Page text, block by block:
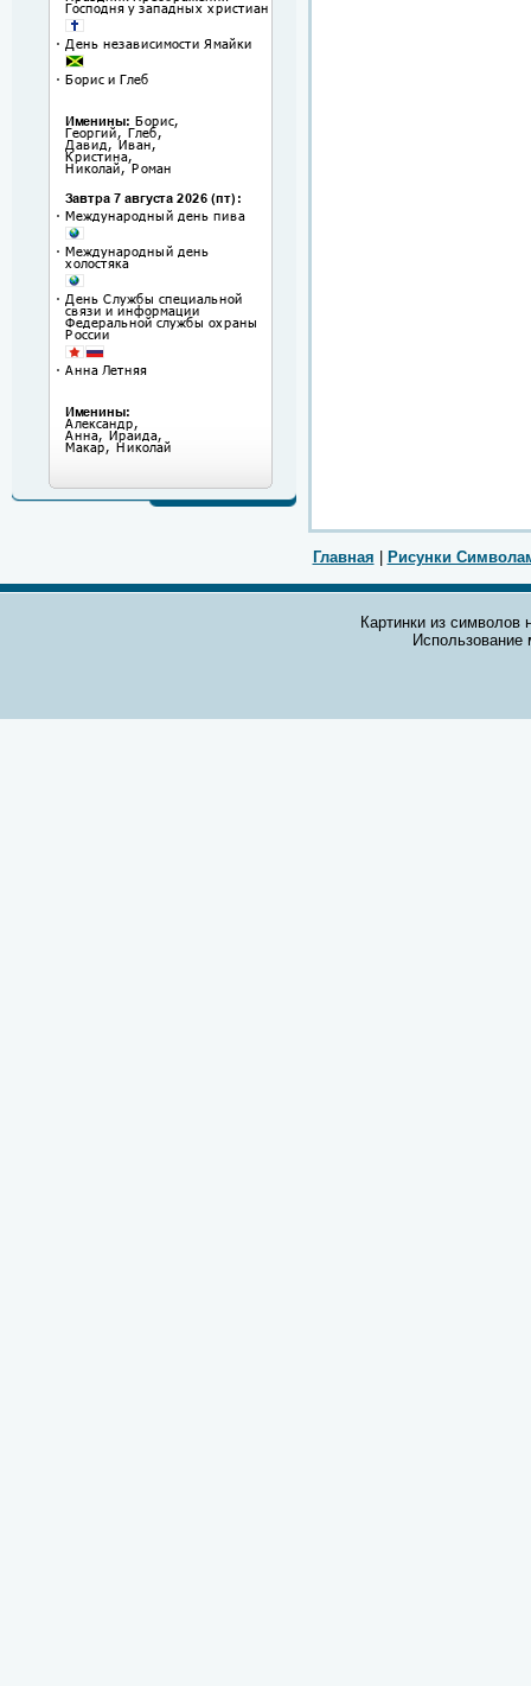
Главная Рисунки
Картинки из символов
Использование